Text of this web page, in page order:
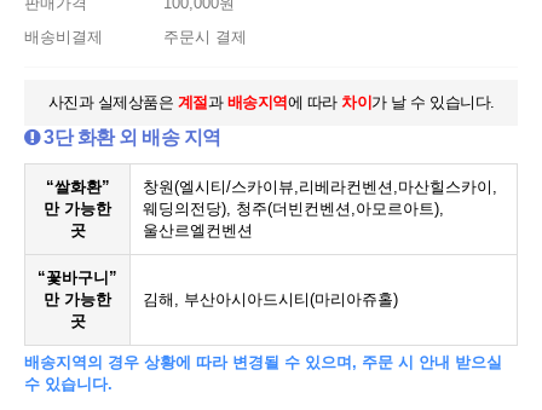
배송비결제
주문시 결제
사진과 실제상품은 계절과 배송지역에 따라 차이 가 날 수 있습니다.
3단 화환 외 배송 지역
“쌀화환”
만 가능한
곳
창원(엘시티/스카이뷰,리베라컨벤션,마산힐스카이,
웨딩의전당), 청주(더빈컨벤션,아모르아트),
울산르엘컨벤션
“꽃바구니”
만 가능한
곳
김해, 부산아시아드시티(마리아쥬홀)
배송지역의 경우 상황에 따라 변경될 수 있으며, 주문 시 안내 받으실
수 있습니다.